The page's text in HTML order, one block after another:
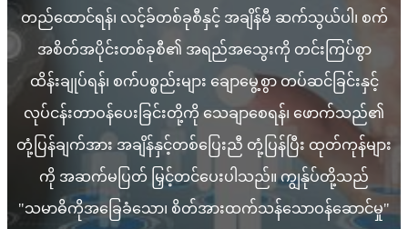
တည်ထောင်ရန်၊ လင့်ခ်တစ်ခုစီနှင့် အချိန်မီ ဆက်သွယ်ပါ၊ စက်
အစိတ်အပိုင်းတစ်ခုစီ၏ အရည်အသွေးကို တင်းကြပ်စွာ
ထိန်းချုပ်ရန်၊ စက်ပစ္စည်းများ ချောမွေ့စွာ တပ်ဆင်ခြင်းနှင့်
လုပ်ငန်းတာဝန်ပေးခြင်းတို့ကို သေချာစေရန်၊ ဖောက်သည်၏
တုံ့ပြန်ချက်အား အချိန်နှင့်တစ်ပြေးညီ တုံ့ပြန်ပြီး ထုတ်ကုန်များ
ကို အဆက်မပြတ် မြှင့်တင်ပေးပါသည်။ ကျွန်ုပ်တို့သည်
"သမာဓိကိုအခြေခံသော၊ စိတ်အားထက်သန်သောဝန်ဆောင်မှု"